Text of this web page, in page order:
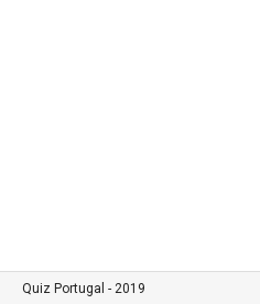
Quiz Portugal - 2019